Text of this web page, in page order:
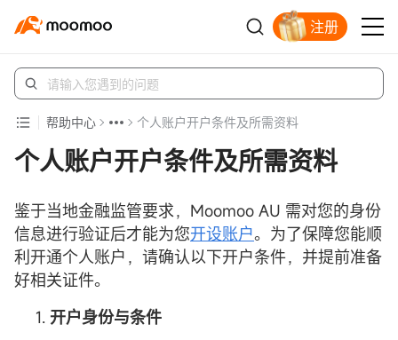
注册
帮助中心 个人账户开户条件及所需资料
个人账户开户条件及所需资料
鉴于当地金融监管要求，Moomoo AU 需对您的身份
信息进行验证后才能为您开设账户。为了保障您能顺
利开通个人账户，请确认以下开户条件，并提前准备
好相关证件。
开户身份与条件